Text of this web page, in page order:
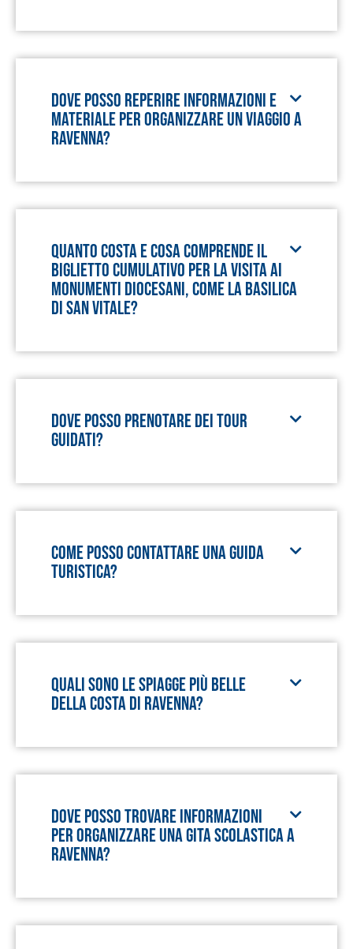
Dove posso reperire informazioni e
materiale per organizzare un viaggio a
Ravenna?
Quanto costa e cosa comprende il
biglietto cumulativo per la visita ai
monumenti diocesani, come la Basilica
di San Vitale?
Dove posso prenotare dei tour
guidati?
Come posso contattare una guida
turistica?
Quali sono le spiagge più belle
della costa di Ravenna?
Dove posso trovare informazioni
per organizzare una gita scolastica a
Ravenna?